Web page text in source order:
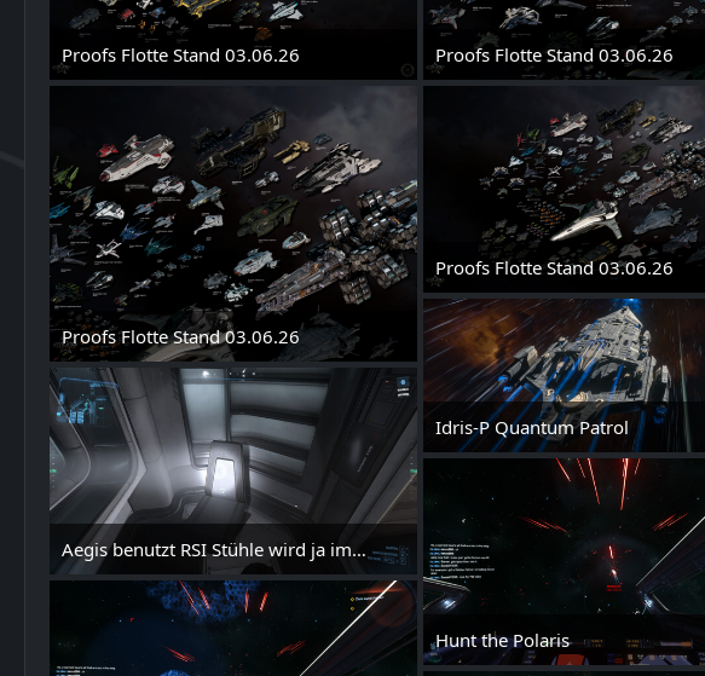
Proofs Flotte Stand 03.06.26
3. Juni 2026 um 13:16
Proofs Flotte Stand 03.06.26
3. Juni 2026 um 13:16
Aegis benutzt RSI Stühle wird ja immer wilder
28. Mai 2025 um 12:06
1
Proofs Flotte Stand 03.06.26
3. Juni 2026 um 13:16
Proofs Flotte Stand 03.06.26
3. Juni 2026 um 13:16
Idris-P Quantum Patrol
27. Mai 2025 um 15:13
Hunt the Polaris
24. Mai 2025 um 00:22